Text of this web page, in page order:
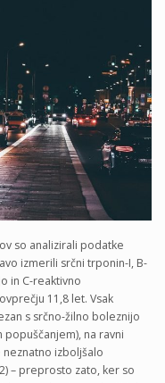
so analizirali podatke
izmerili srčni trponin-I, B-
in C-reaktivno
11,8 let. Vsak
s srčno-žilno boleznijo
na ravni
izboljšalo
– preprosto zato, ker so